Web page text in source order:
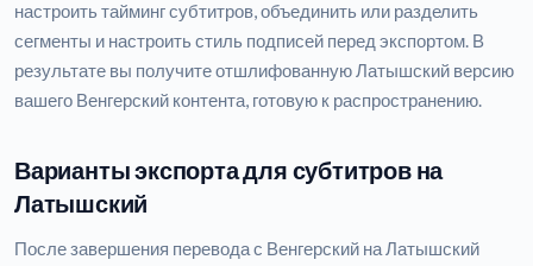
настроить тайминг субтитров, объединить или разделить
сегменты и настроить стиль подписей перед экспортом. В
результате вы получите отшлифованную Латышский версию
вашего Венгерский контента, готовую к распространению.
Варианты экспорта для субтитров на
Латышский
После завершения перевода с Венгерский на Латышский